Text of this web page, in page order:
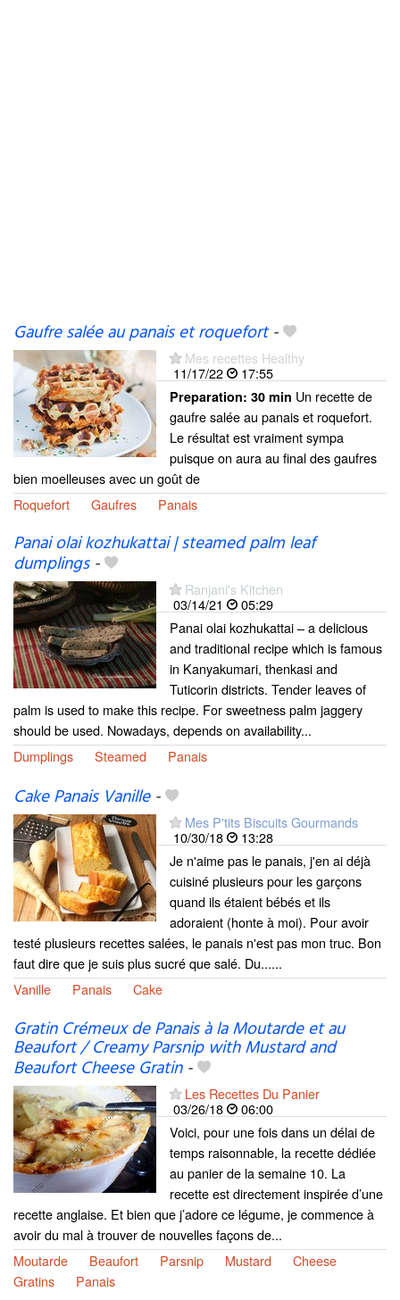
Gaufre salée au panais et roquefort-
Mes recettes Healthy
11/17/22
17:55
Preparation: 30 min Un recette de
gaufre salée au panais et roquefort.
Le résultat est vraiment sympa
puisque on aura au final des gaufres
bien moelleuses avec un goût de
Roquefort
Gaufres Panais
Panai olai kozhukattai | steamed palm leaf
dumplings-
Ranjani's Kitchen
03/14/21
05:29
Panai olai kozhukattai – a delicious
and traditional recipe which is famous
in Kanyakumari, thenkasi and
Tuticorin districts. Tender leaves of
palm is used to make this recipe. For sweetness palm jaggery
should be used. Nowadays, depends on availability...
Dumplings
Steamed Panais
Cake Panais Vanille-
Mes P'tits Biscuits Gourmands
10/30/18
13:28
Je n'aime pas le panais, j'en ai déjà
cuisiné plusieurs pour les garçons
quand ils étaient bébés et ils
adoraient (honte à moi). Pour avoir
testé plusieurs recettes salées, le panais n'est pas mon truc. Bon
faut dire que je suis plus sucré que salé. Du......
Vanille
Panais Cake
Gratin Crémeux de Panais à la Moutarde et au
Beaufort / Creamy Parsnip with Mustard and
Beaufort Cheese Gratin-
Les Recettes Du Panier
03/26/18
06:00
Voici, pour une fois dans un délai de
temps raisonnable, la recette dédiée
au panier de la semaine 10. La
recette est directement inspirée d’une
recette anglaise. Et bien que j’adore ce légume, je commence à
avoir du mal à trouver de nouvelles façons de...
Moutarde
Beaufort Parsnip Mustard
Cheese
Gratins
Panais